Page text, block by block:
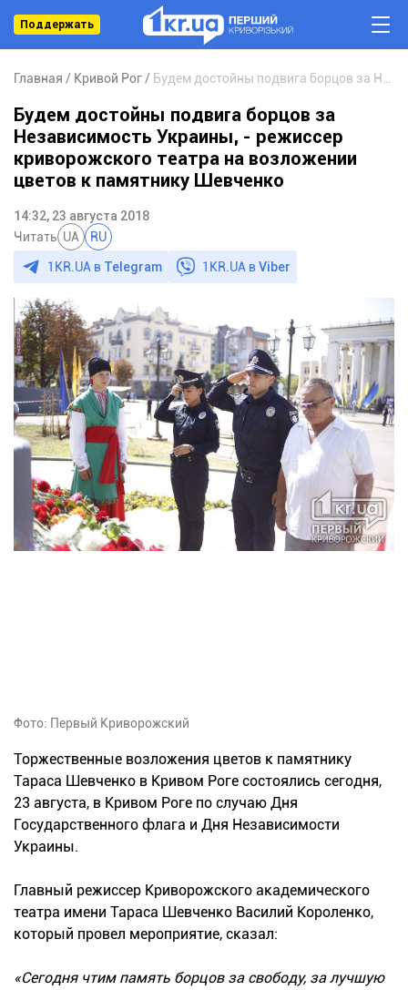
Поддержать
Главная Кривой Рог
Будем достойны подвига борцов за
Независимость Украины, - режиссер
криворожского театра на возложении
цветов к памятнику Шевченко
14:32, 23 августа 2018
Читать UA RU
1KR.UA в Telegram 1KR.UA вViber
Фото: Первый Криворожский
Торжественные возложения цветов к памятнику
Тараса Шевченко в Кривом Роге состоялись сегодня,
23 августа, в Кривом Роге по случаю Дня
Государственного флага и Дня Независимости
Украины.
Главный режиссер Криворожского академического
театра имени Тараса Шевченко Василий Короленко,
который провел мероприятие, сказал:
«Сегодня чтим память борцов за свободу, за лучшую